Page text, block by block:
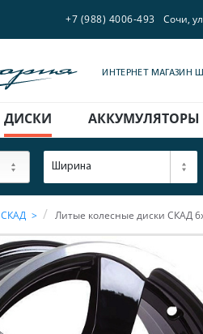
+7 (988) 4006-493 Сочи,
ИНТЕРНЕТ МАГАЗИН
ДИСКИ АККУМУЛЯТОРЫ
Ширина
СКАД Литые колесные диски СКАД